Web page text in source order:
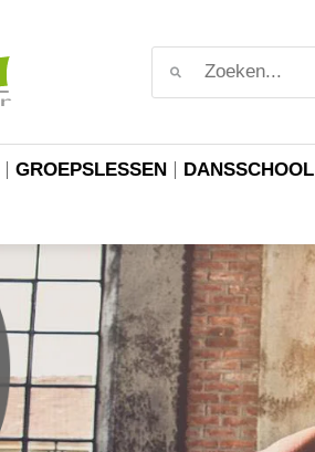
GROEPSLESSEN DANSSCHOOL